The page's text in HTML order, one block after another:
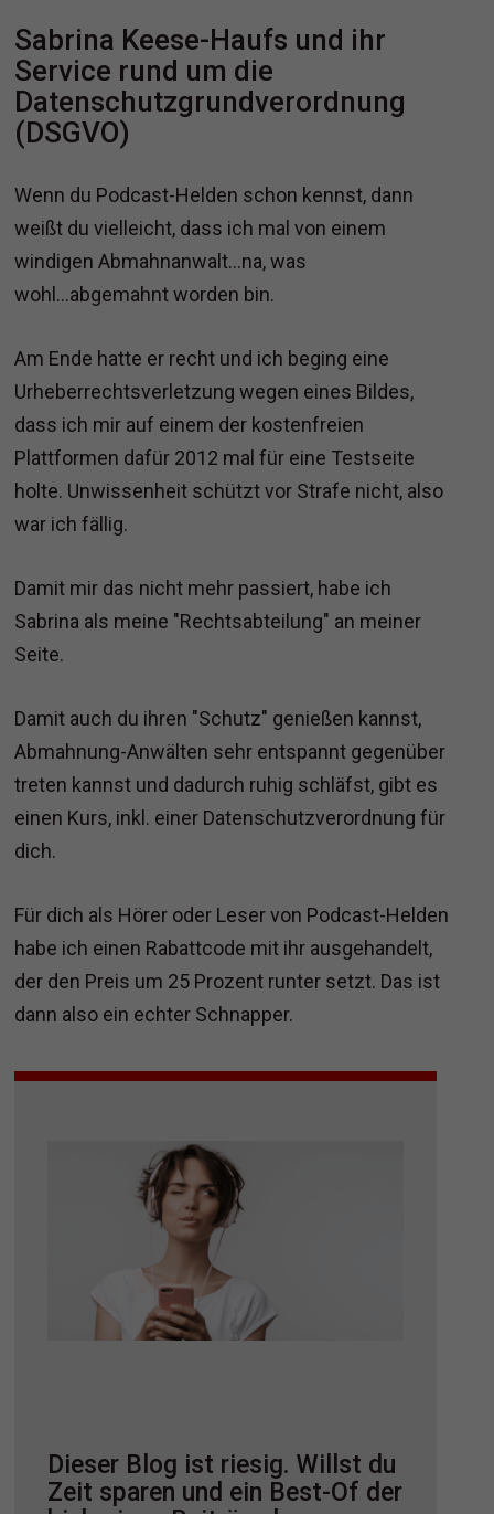
Sabrina Keese-Haufs und ihr
Service rund um die
Datenschutzgrundverordnung
(DSGVO)
Wenn du Podcast-Helden schon kennst, dann
weißt du vielleicht, dass ich mal von einem
windigen Abmahnanwalt...na, was
wohl...abgemahnt worden bin.
Am Ende hatte er recht und ich beging eine
Urheberrechtsverletzung wegen eines Bildes,
dass ich mir auf einem der kostenfreien
Plattformen dafür 2012 mal für eine Testseite
holte. Unwissenheit schützt vor Strafe nicht, also
war ich fällig.
Damit mir das nicht mehr passiert, habe ich
Sabrina als meine "Rechtsabteilung" an meiner
Seite.
Damit auch du ihren "Schutz" genießen kannst,
Abmahnung-Anwälten sehr entspannt gegenüber
treten kannst und dadurch ruhig schläfst, gibt es
einen Kurs, inkl. einer Datenschutzverordnung für
dich.
Für dich als Hörer oder Leser von Podcast-Helden
habe ich einen Rabattcode mit ihr ausgehandelt,
der den Preis um 25 Prozent runter setzt. Das ist
dann also ein echter Schnapper.
Dieser Blog ist riesig. Willst du
Zeit sparen und ein Best-Of der